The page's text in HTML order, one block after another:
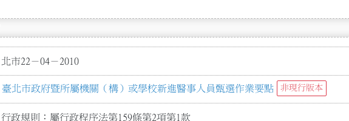
北市22－04－2010
臺北市政府暨所屬機關（構）或學校新進醫事人員甄選作業要點 非現行版本
行政規則：屬行政程序法第159條第2項第1款